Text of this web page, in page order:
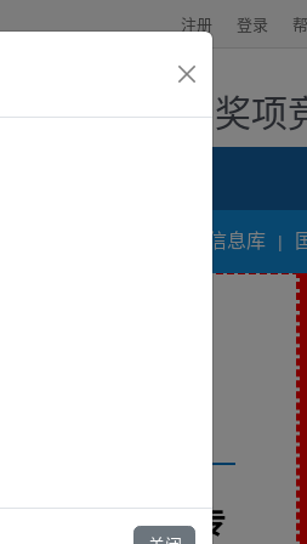
注册 登录
奖项
人才专家申报信息库 |
点专项预评审专